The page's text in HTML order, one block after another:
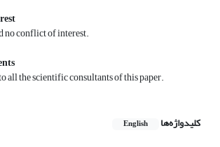
no conflict of interest.
all the scientific consultants of this paper.
کلیدواژه‌ها English